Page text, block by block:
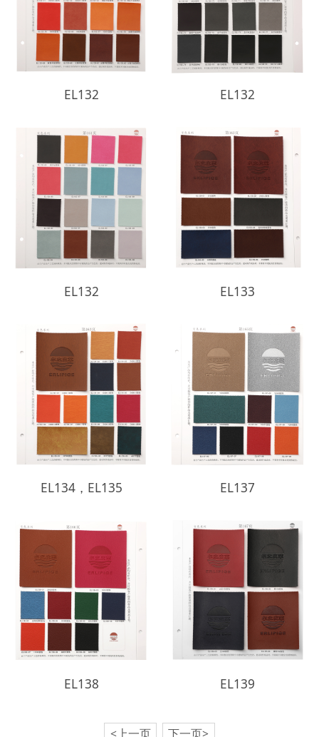
EL132 EL132
EL132 EL133
EL134，EL135 EL137
EL138 EL139
<上一页 下一页>